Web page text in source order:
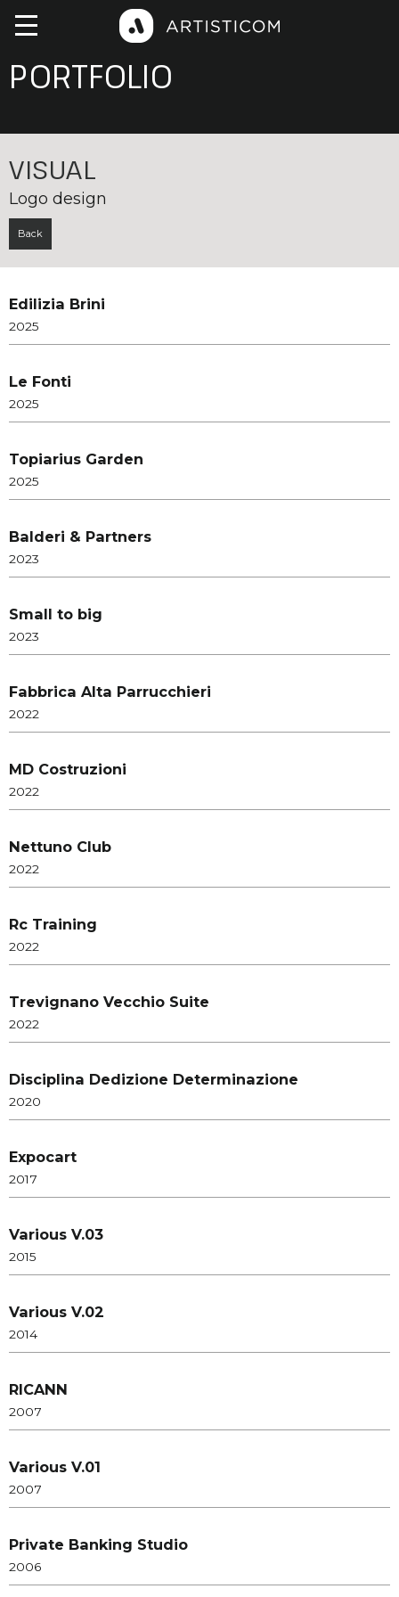
PORTFOLIO
VISUAL
Logo design
Back
Edilizia Brini
2025
Le Fonti
2025
Topiarius Garden
2025
Balderi & Partners
2023
Small to big
2023
Fabbrica Alta Parrucchieri
2022
MD Costruzioni
2022
Nettuno Club
2022
Rc Training
2022
Trevignano Vecchio Suite
2022
Disciplina Dedizione Determinazione
2020
Expocart
2017
Various V.03
2015
Various V.02
2014
RICANN
2007
Various V.01
2007
Private Banking Studio
2006